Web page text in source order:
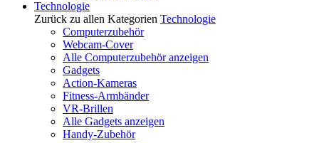
Technologie
Zurück zu allen Kategorien Technologie
Computerzubehör
Webcam-Cover
Alle Computerzubehör anzeigen
Gadgets
Action-Kameras
Fitness-Armbänder
VR-Brillen
Alle Gadgets anzeigen
Handy-Zubehör